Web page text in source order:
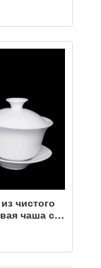
для
чистого
чаша с
и
тест,